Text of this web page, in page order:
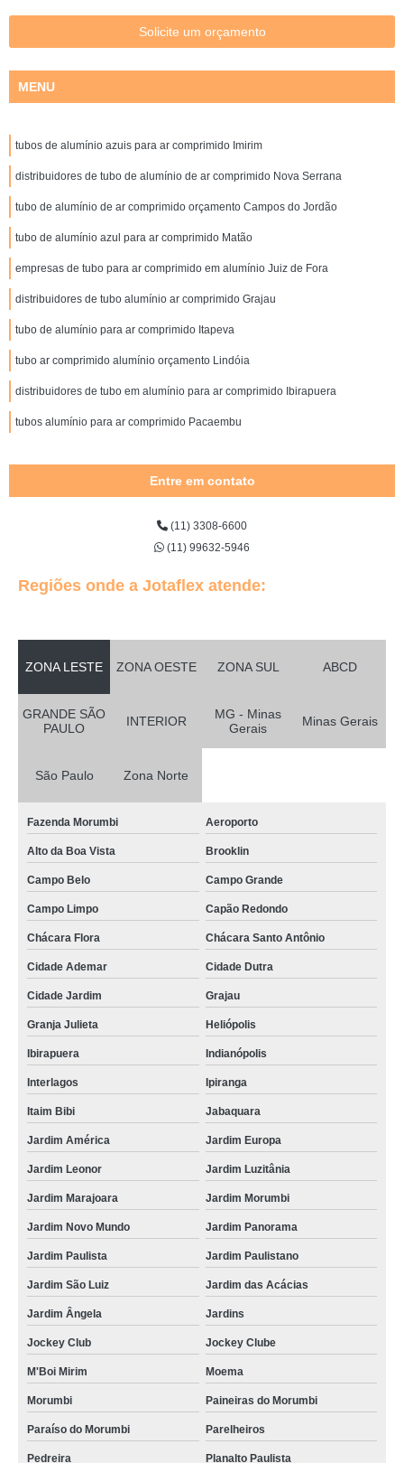
Solicite um orçamento
MENU
tubos de alumínio azuis para ar comprimido Imirim
distribuidores de tubo de alumínio de ar comprimido Nova Serrana
tubo de alumínio de ar comprimido orçamento Campos do Jordão
tubo de alumínio azul para ar comprimido Matão
empresas de tubo para ar comprimido em alumínio Juiz de Fora
distribuidores de tubo alumínio ar comprimido Grajau
tubo de alumínio para ar comprimido Itapeva
tubo ar comprimido alumínio orçamento Lindóia
distribuidores de tubo em alumínio para ar comprimido Ibirapuera
tubos alumínio para ar comprimido Pacaembu
Entre em contato
(11) 3308-6600
(11) 99632-5946
Regiões onde a Jotaflex atende:
ZONA LESTE ZONA OESTE ZONA SUL ABCD
GRANDE SÃO
PAULO
INTERIOR
MG - Minas
Gerais
Minas Gerais
São Paulo Zona Norte
Fazenda Morumbi Aeroporto
Alto da Boa Vista Brooklin
Campo Belo Campo Grande
Campo Limpo Capão Redondo
Chácara Flora Chácara Santo Antônio
Cidade Ademar Cidade Dutra
Cidade Jardim Grajau
Granja Julieta Heliópolis
Ibirapuera Indianópolis
Interlagos Ipiranga
Itaim Bibi Jabaquara
Jardim América Jardim Europa
Jardim Leonor Jardim Luzitânia
Jardim Marajoara Jardim Morumbi
Jardim Novo Mundo Jardim Panorama
Jardim Paulista Jardim Paulistano
Jardim São Luiz Jardim das Acácias
Jardim Ângela Jardins
Jockey Club Jockey Clube
M'Boi Mirim Moema
Morumbi Paineiras do Morumbi
Paraíso do Morumbi Parelheiros
Pedreira Planalto Paulista